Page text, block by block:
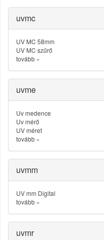
uvmc
UV MC 58mm
UV MC szűrő
tovább »
uvme
Uv medence
Uv mérő
UV méret
tovább »
uvmm
UV mm Digital
tovább »
uvmr